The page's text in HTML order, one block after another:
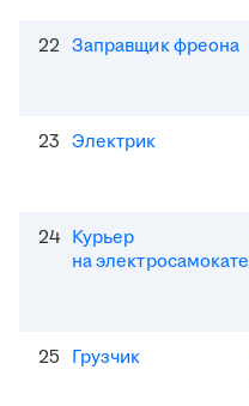
22 Заправщик фреона
23 Электрик
24 Курьер
на электросамокате
25 Грузчик